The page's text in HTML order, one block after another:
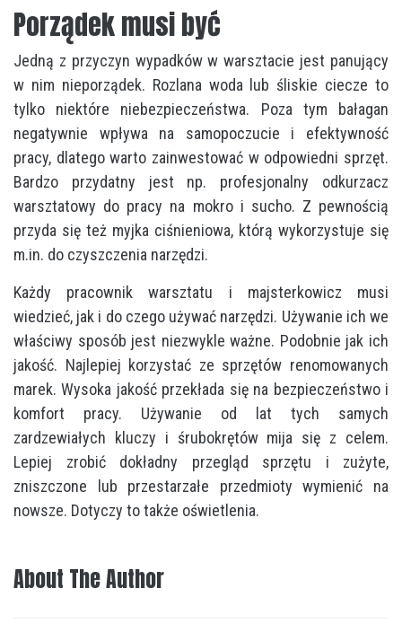
Porządek musi być
Jedną z przyczyn wypadków w warsztacie jest panujący
w nim nieporządek. Rozlana woda lub śliskie ciecze to
tylko niektóre niebezpieczeństwa. Poza tym bałagan
negatywnie wpływa na samopoczucie i efektywność
pracy, dlatego warto zainwestować w odpowiedni sprzęt.
Bardzo przydatny jest np. profesjonalny odkurzacz
warsztatowy do pracy na mokro i sucho. Z pewnością
przyda się też myjka ciśnieniowa, którą wykorzystuje się
m.in. do czyszczenia narzędzi.
Każdy pracownik warsztatu i majsterkowicz musi
wiedzieć, jak i do czego używać narzędzi. Używanie ich we
właściwy sposób jest niezwykle ważne. Podobnie jak ich
jakość. Najlepiej korzystać ze sprzętów renomowanych
marek. Wysoka jakość przekłada się na bezpieczeństwo i
komfort pracy. Używanie od lat tych samych
zardzewiałych kluczy i śrubokrętów mija się z celem.
Lepiej zrobić dokładny przegląd sprzętu i zużyte,
zniszczone lub przestarzałe przedmioty wymienić na
nowsze. Dotyczy to także oświetlenia.
About The Author